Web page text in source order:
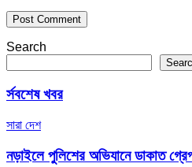
Search
র্সবশেষ খবর
সারা দেশ
নড়াইলে পুলিশের অভিযানে ডাকাত